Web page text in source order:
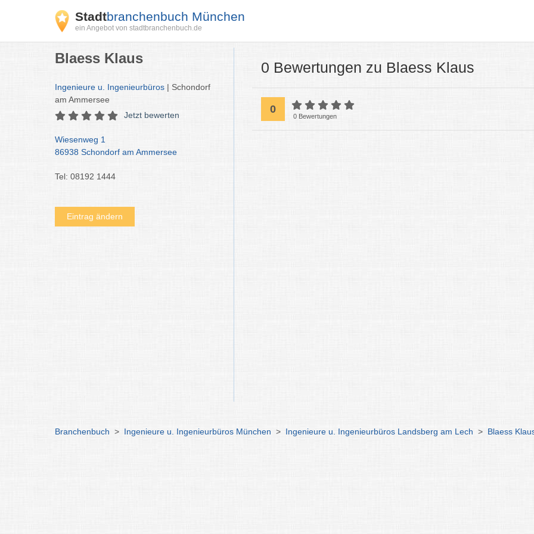
Stadtbranchenbuch München
ein Angebot von stadtbranchenbuch.de
Blaess Klaus
Ingenieure u. Ingenieurbüros | Schondorf
am Ammersee
Jetzt bewerten
Wiesenweg 1
86938 Schondorf am Ammersee
Tel: 08192 1444
Eintrag ändern
0 Bewertungen zu Blaess Klaus
0
0 Bewertungen
Branchenbuch > Ingenieure u. Ingenieurbüros München > Ingenieure u. Ingenieurbüros Landsberg am Lech > Blaess